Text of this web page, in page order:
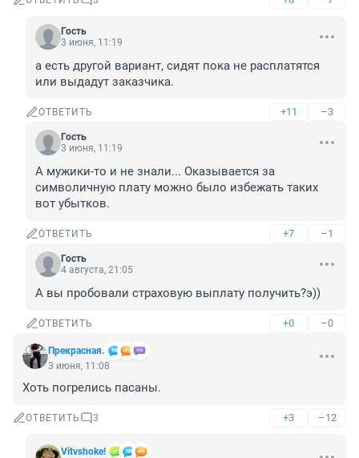
Гость
3 июня, 11:19
а есть другой вариант, сидят пока не расплатятся
или выдадут заказчика.
ОТВЕТИТЬ +11 –3
Гость
3 июня, 11:19
А мужики-то и не знали... Оказывается за
символичную плату можно было избежать таких
вот убытков.
ОТВЕТИТЬ +7 –1
Гость
4 августа, 21:05
А вы пробовали страховую выплату получить?э))
ОТВЕТИТЬ +0 –0
Прекрасная.
3 июня, 11:08
Хоть погрелись пасаны.
ОТВЕТИТЬ 3 +3 –12
Vitvshoke!